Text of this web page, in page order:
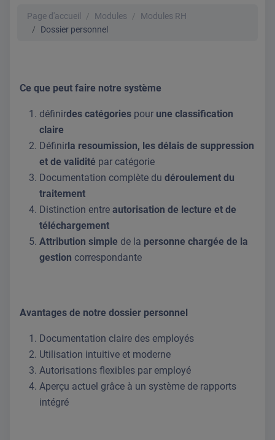
Page d'accueil Modules
Modules RH
Dossier personnel
Ce que peut faire notre système
définirdes catégories pour une classification
claire
Définir la resoumission, les délais de suppression
et de validité par catégorie
Documentation complète du déroulement du
traitement
Distinction entre autorisation de lecture et de
téléchargement
Attribution simple de la personne chargée de la
gestion correspondante
Avantages de notre dossier personnel
Documentation claire des employés
Utilisation intuitive et moderne
Autorisations flexibles par employé
Aperçu actuel grâce à un système de rapports
intégré